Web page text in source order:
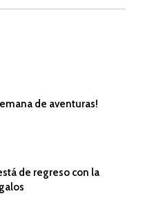
de aventuras!
de regreso con la